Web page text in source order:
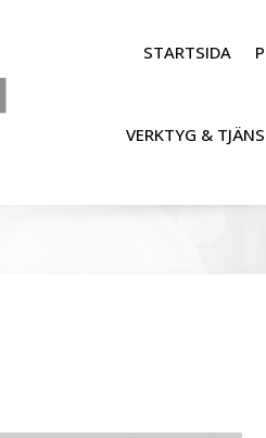
STARTSIDA
VERKTYG &